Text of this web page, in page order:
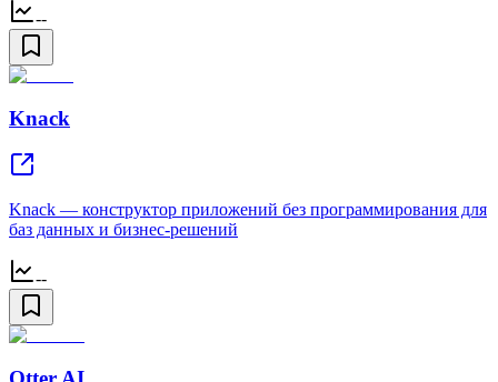
--
Knack
Knack — конструктор приложений без программирования для
баз данных и бизнес-решений
--